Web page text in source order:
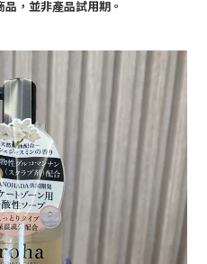
，並非產品試用期。